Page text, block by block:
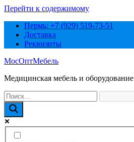
Перейти к содержимому
Пермь: +7 (929) 519-73-51
Доставка
Реквизиты
МосОптМебель
Медицинская мебель и оборудование